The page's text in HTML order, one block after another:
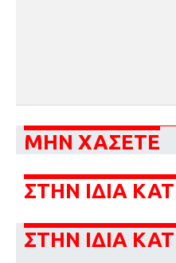
ΜΗΝ ΧΑΣΕΤΕ
ΣΤΗΝ ΙΔΙΑ
ΣΤΗΝ ΙΔΙΑ